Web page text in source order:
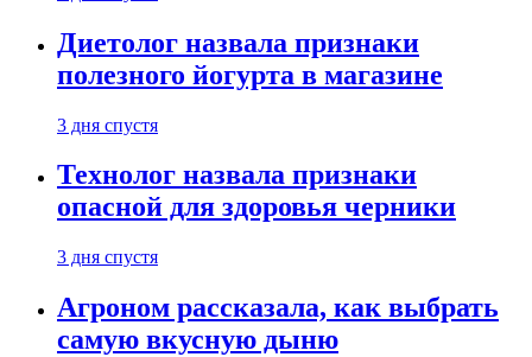
Диетолог назвала признаки
полезного йогурта в магазине
3 дня спустя
Технолог назвала признаки
опасной для здоровья черники
3 дня спустя
Агроном рассказала, как выбрать
самую вкусную дыню